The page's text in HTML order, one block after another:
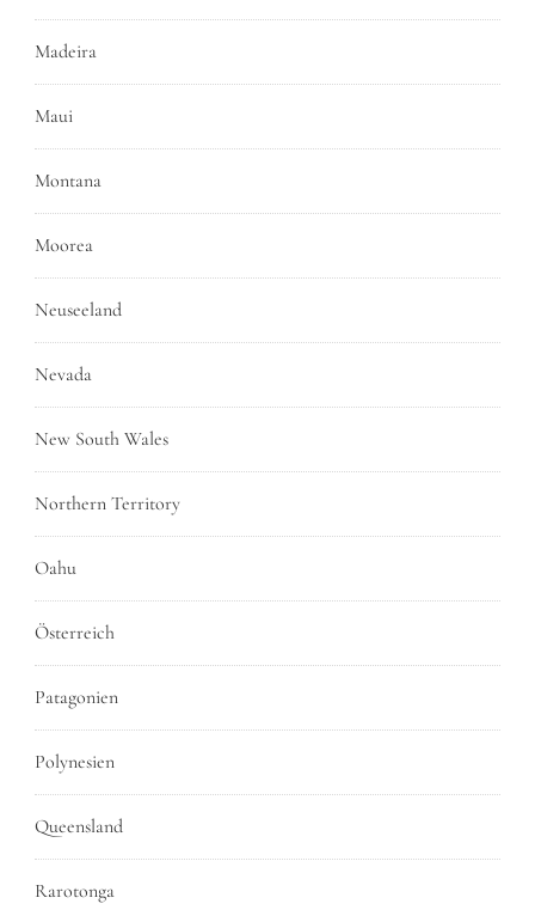
Madeira
Maui
Montana
Moorea
Neuseeland
Nevada
New South Wales
Northern Territory
Oahu
Österreich
Patagonien
Polynesien
Queensland
Rarotonga